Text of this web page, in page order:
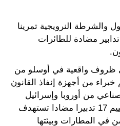
والشرطة النرويجية تمرينا
تدابير مضادة للطائرات
ظروف واقعية في أوسلو من
وضم خبراء من أجهزة إنفاذ القانون
من أوروبا وإسرائيل
والولايات المتحدة لاختبار وتقييم 17 تدبيرا مضادا تستهدف
في المطارات وبيئتها